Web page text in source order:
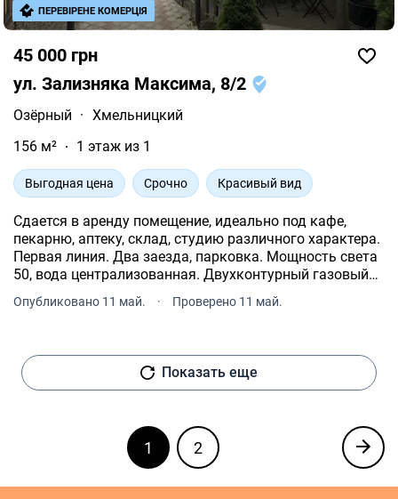
45 000 грн
ул. Зализняка Максима, 8/2
Озёрный · Хмельницкий
156 м²
1 этаж из 1
Выгодная цена Срочно Красивый вид
Сдается в аренду помещение, идеально под кафе,
пекарню, аптеку, склад, студию различного характера.
Первая линия. Два заезда, парковка. Мощность света
50, вода централизованная. Двухконтурный газовый
котел. На территории есть колодец. 2 зала, 2 санузла,
гардеробная. 3 входа.
Опубликовано 11 май. · Проверено 11 май.
ПЕРЕВІРЕНЕ КОМЕРЦІЯ
Показать еще
1 2